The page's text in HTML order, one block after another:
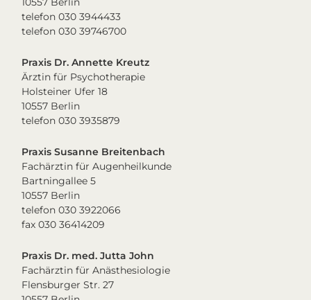
telefon 030 3944433
telefon 030 39746700
Praxis Dr. Annette Kreutz
Ärztin für Psychotherapie
Holsteiner Ufer 18
10557 Berlin
telefon 030 3935879
Praxis Susanne Breitenbach
Fachärztin für Augenheilkunde
Bartningallee 5
10557 Berlin
telefon 030 3922066
fax 030 36414209
Praxis Dr. med. Jutta John
Fachärztin für Anästhesiologie
Flensburger Str. 27